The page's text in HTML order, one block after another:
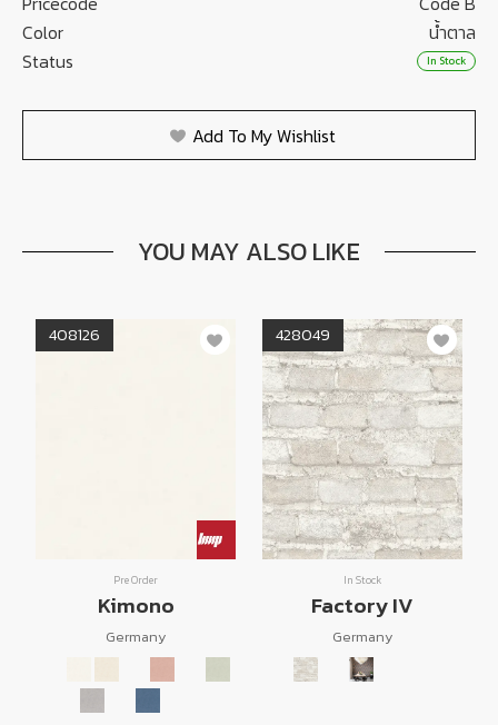
Color
น้ำตาล
Status
In Stock
Add To My Wishlist
YOU MAY ALSO LIKE
408126
Pre Order
Kimono
Germany
428049
In Stock
Factory IV
Germany